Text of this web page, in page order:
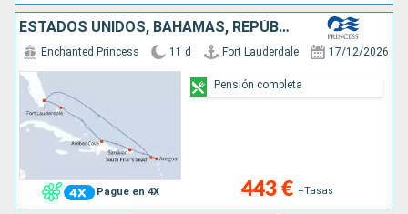
ESTADOS UNIDOS, BAHAMAS, REPÚBLICA DOMINICANA, PORTO RICO, SAN MARTÍN, ANTIGUA Y BARBUDA
Pague en 4X
Enchanted Princess 11 d Fort Lauderdale 17/12/2026
443 € +Tasas
Pensión completa